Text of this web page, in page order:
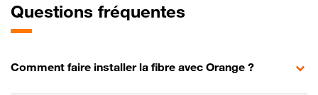
Questions fréquentes
Comment faire installer la fibre avec Orange ?